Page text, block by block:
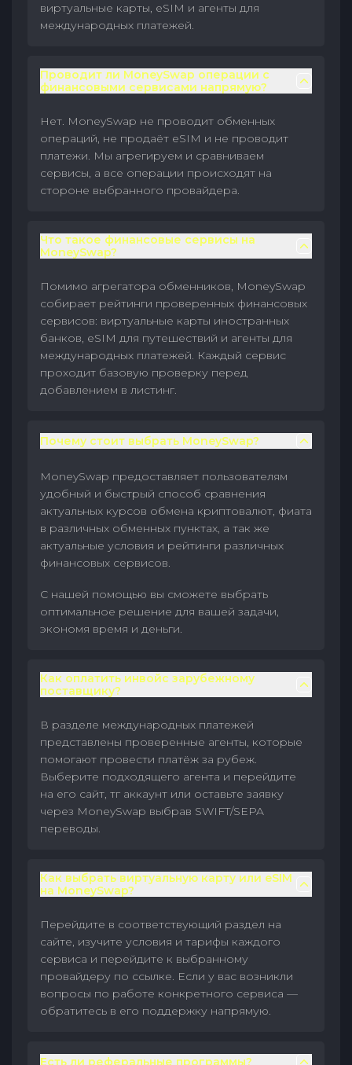
виртуальные карты, eSIM и агенты для
международных платежей.
Проводит ли MoneySwap операции с
финансовыми сервисами напрямую?
Нет. MoneySwap не проводит обменных
операций, не продаёт eSIM и не проводит
платежи. Мы агрегируем и сравниваем
сервисы, а все операции происходят на
стороне выбранного провайдера.
Что такое финансовые сервисы на
MoneySwap?
Помимо агрегатора обменников, MoneySwap
собирает рейтинги проверенных финансовых
сервисов: виртуальные карты иностранных
банков, eSIM для путешествий и агенты для
международных платежей. Каждый сервис
проходит базовую проверку перед
добавлением в листинг.
Почему стоит выбрать MoneySwap?
MoneySwap предоставляет пользователям
удобный и быстрый способ сравнения
актуальных курсов обмена криптовалют, фиата
в различных обменных пунктах, а так же
актуальные условия и рейтинги различных
финансовых сервисов.
С нашей помощью вы сможете выбрать
оптимальное решение для вашей задачи,
экономя время и деньги.
Как оплатить инвойс зарубежному
поставщику?
В разделе международных платежей
представлены проверенные агенты, которые
помогают провести платёж за рубеж.
Выберите подходящего агента и перейдите
на его сайт, тг аккаунт или оставьте заявку
через MoneySwap выбрав SWIFT/SEPA
переводы.
Как выбрать виртуальную карту или eSIM
на MoneySwap?
Перейдите в соответствующий раздел на
сайте, изучите условия и тарифы каждого
сервиса и перейдите к выбранному
провайдеру по ссылке. Если у вас возникли
вопросы по работе конкретного сервиса —
обратитесь в его поддержку напрямую.
Есть ли реферальные программы?